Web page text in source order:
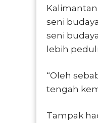
seni
seni
lebih
“Oleh
tengah
Tampak